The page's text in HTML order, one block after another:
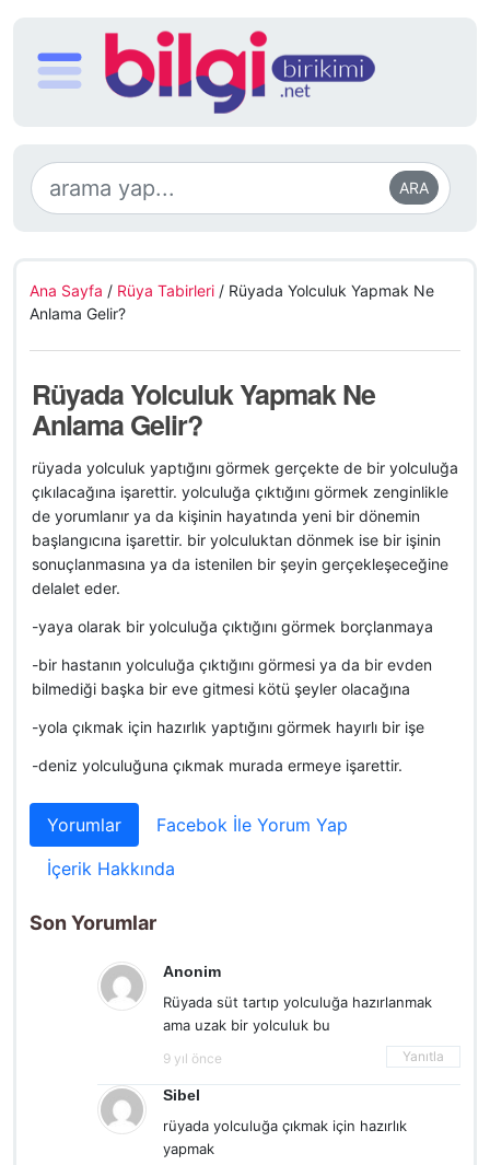
ARA
Ana Sayfa / Rüya Tabirleri / Rüyada Yolculuk Yapmak Ne
Anlama Gelir?
Rüyada Yolculuk Yapmak Ne
Anlama Gelir?
rüyada yolculuk yaptığını görmek gerçekte de bir yolculuğa
çıkılacağına işarettir. yolculuğa çıktığını görmek zenginlikle
de yorumlanır ya da kişinin hayatında yeni bir dönemin
başlangıcına işarettir. bir yolculuktan dönmek ise bir işinin
sonuçlanmasına ya da istenilen bir şeyin gerçekleşeceğine
delalet eder.
-yaya olarak bir yolculuğa çıktığını görmek borçlanmaya
-bir hastanın yolculuğa çıktığını görmesi ya da bir evden
bilmediği başka bir eve gitmesi kötü şeyler olacağına
-yola çıkmak için hazırlık yaptığını görmek hayırlı bir işe
-deniz yolculuğuna çıkmak murada ermeye işarettir.
Yorumlar
Facebok İle Yorum Yap
İçerik Hakkında
Son Yorumlar
Anonim
Rüyada süt tartıp yolculuğa hazırlanmak
ama uzak bir yolculuk bu
9 yıl önce Yanıtla
Sibel
rüyada yolculuğa çıkmak için hazırlık
yapmak